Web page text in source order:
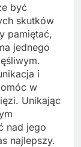
być
skutków
pamiętać,
jednego
i
w
Unikając
nad jego
najlepszy.